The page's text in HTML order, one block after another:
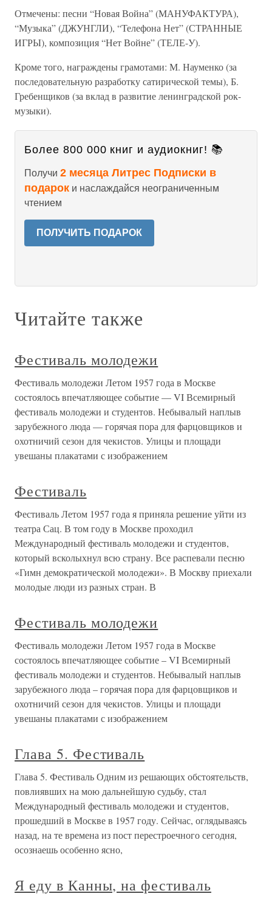
Отмечены: песни “Новая Война” (МАНУФАКТУРА),
“Музыка” (ДЖУНГЛИ), “Телефона Нет” (СТРАННЫЕ
ИГРЫ), композиция “Нет Войне” (ТЕЛЕ-У).
Кроме того, награждены грамотами: М. Науменко (за
последовательную разработку сатирической темы), Б.
Гребенщиков (за вклад в развитие ленинградской рок-
музыки).
Более 800 000 книг и аудиокниг! 📚
Получи 2 месяца Литрес Подписки в
подарок и наслаждайся неограниченным
чтением
ПОЛУЧИТЬ ПОДАРОК
Читайте также
Фестиваль молодежи
Фестиваль молодежи Летом 1957 года в Москве
состоялось впечатляющее событие — VI Всемирный
фестиваль молодежи и студентов. Небывалый наплыв
зарубежного люда — горячая пора для фарцовщиков и
охотничий сезон для чекистов. Улицы и площади
увешаны плакатами с изображением
Фестиваль
Фестиваль Летом 1957 года я приняла решение уйти из
театра Сац. В том году в Москве проходил
Международный фестиваль молодежи и студентов,
который всколыхнул всю страну. Все распевали песню
«Гимн демократической молодежи». В Москву приехали
молодые люди из разных стран. В
Фестиваль молодежи
Фестиваль молодежи Летом 1957 года в Москве
состоялось впечатляющее событие – VI Всемирный
фестиваль молодежи и студентов. Небывалый наплыв
зарубежного люда – горячая пора для фарцовщиков и
охотничий сезон для чекистов. Улицы и площади
увешаны плакатами с изображением
Глава 5. Фестиваль
Глава 5. Фестиваль Одним из решающих обстоятельств,
повлиявших на мою дальнейшую судьбу, стал
Международный фестиваль молодежи и студентов,
прошедший в Москве в 1957 году. Сейчас, оглядываясь
назад, на те времена из пост перестроечного сегодня,
осознаешь особенно ясно,
Я еду в Канны, на фестиваль